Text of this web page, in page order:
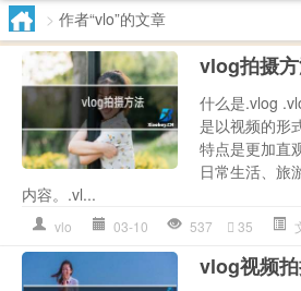
> 作者“vlo”的文章
vlog拍摄
什么是.vlog
是以视频的形
特点是更加直
日常生活、旅
内容。.vl...
vlo 03-10 537 35
vlog视频